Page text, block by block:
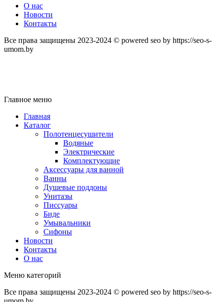
О нас
Новости
Контакты
Все права защищены 2023-2024 © powered seo by https://seo-s-
umom.by
Главное меню
Главная
Каталог
Полотенцесушители
Водяные
Электрические
Комплектующие
Аксессуары для ванной
Ванны
Душевые поддоны
Унитазы
Писсуары
Биде
Умывальники
Сифоны
Новости
Контакты
О нас
Меню категорий
Все права защищены 2023-2024 © powered seo by https://seo-s-